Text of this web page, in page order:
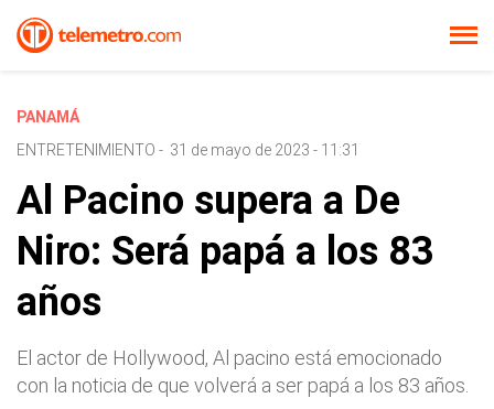
PANAMÁ
ENTRETENIMIENTO - 31 de mayo de 2023 - 11:31
Al Pacino supera a De
Niro: Será papá a los 83
años
El actor de Hollywood, Al pacino está emocionado
con la noticia de que volverá a ser papá a los 83 años.